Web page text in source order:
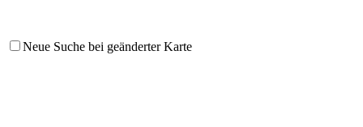
Neue Suche bei geänderter Karte